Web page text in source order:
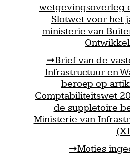
wetgevingsoverleg
Slotwet voor het
ministerie van
Brief van de
Infrastructuur en
beroep op
Comptabiliteitswet
de suppletoire
Ministerie van
Moties